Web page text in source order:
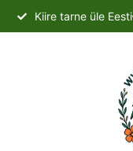
Kiire tarne üle Eesti